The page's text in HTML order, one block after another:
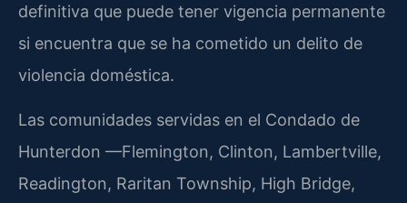
definitiva que puede tener vigencia permanente
si encuentra que se ha cometido un delito de
violencia doméstica.
Las comunidades servidas en el Condado de
Hunterdon —Flemington, Clinton, Lambertville,
Readington, Raritan Township, High Bridge,